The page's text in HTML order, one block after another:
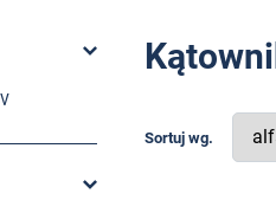
Sortuj wg.